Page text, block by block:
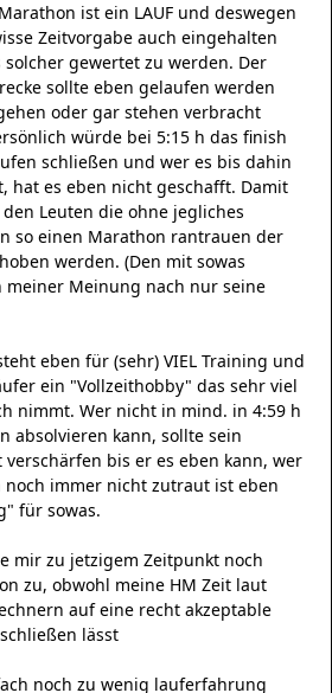
ist ein LAUF und deswegen
Zeitvorgabe auch eingehalten
gewertet zu werden. Der
sollte eben gelaufen werden
oder gar stehen verbracht
würde bei 5:15 h das finish
schließen und wer es bis dahin
hat es eben nicht geschafft. Damit
Leuten die ohne jegliches
so einen Marathon rantrauen der
werden. (Den mit sowas
meiner Meinung nach nur seine
eben für (sehr) VIEL Training und
ein "Vollzeithobby" das sehr viel
nimmt. Wer nicht in mind. in 4:59 h
absolvieren kann, sollte sein
bis er es eben kann, wer
noch immer nicht zutraut ist eben
für sowas.
mir zu jetzigem Zeitpunkt noch
zu, obwohl meine HM Zeit laut
auf eine recht akzeptable
lässt
noch zu wenig lauferfahrung